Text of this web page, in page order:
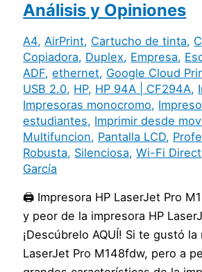
Análisis y Opiniones
A4, AirPrint, Cartucho de tinta,
Copiadora, Duplex, Empresa,
ADF,ethernet, Google Cloud
USB 2.0, HP, HP 94A | CF294A,
Impresoras monocromo,
estudiantes, Imprimir desde
Multifuncion, Pantalla LCD,
Robusta, Silenciosa,Wi-Fi Direct
García
🖨️ Impresora HP LaserJet Pro
y peor de la impresora HP
¡Descúbrelo AQUÍ! Si te gustó
LaserJet Pro M148fdw, pero a